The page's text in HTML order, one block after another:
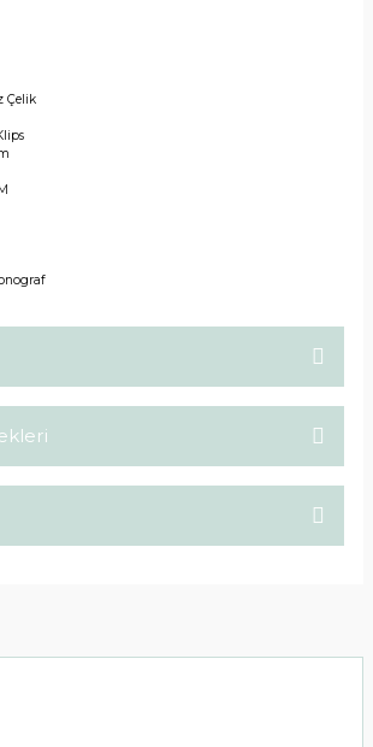
Çelik
bozuk veya görüntülenemiyor.